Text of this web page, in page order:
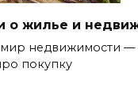
о жилье и
недвижимости —
покупку